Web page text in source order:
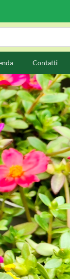
Contatti